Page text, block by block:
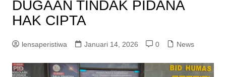
DUGAAN TINDAK PIDANA
HAK CIPTA
lensaperistiwa Januari 14, 2026 0 News